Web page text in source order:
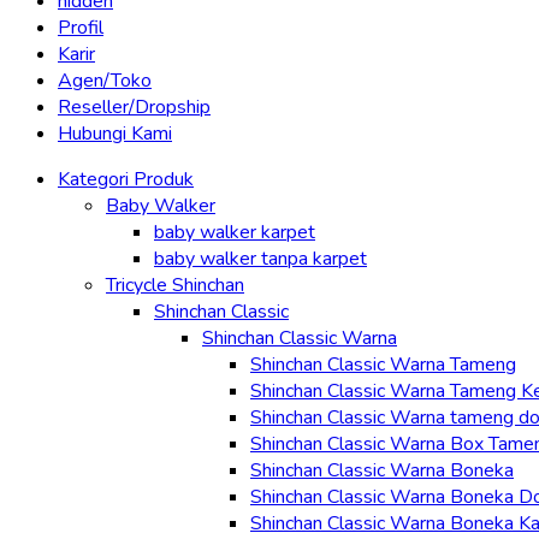
Profil
Karir
Agen/Toko
Reseller/Dropship
Hubungi Kami
Kategori Produk
Baby Walker
baby walker karpet
baby walker tanpa karpet
Tricycle Shinchan
Shinchan Classic
Shinchan Classic Warna
Shinchan Classic Warna Tameng
Shinchan Classic Warna Tameng
Shinchan Classic Warna tameng
Shinchan Classic Warna Box
Shinchan Classic Warna Boneka
Shinchan Classic Warna Boneka
Shinchan Classic Warna Boneka